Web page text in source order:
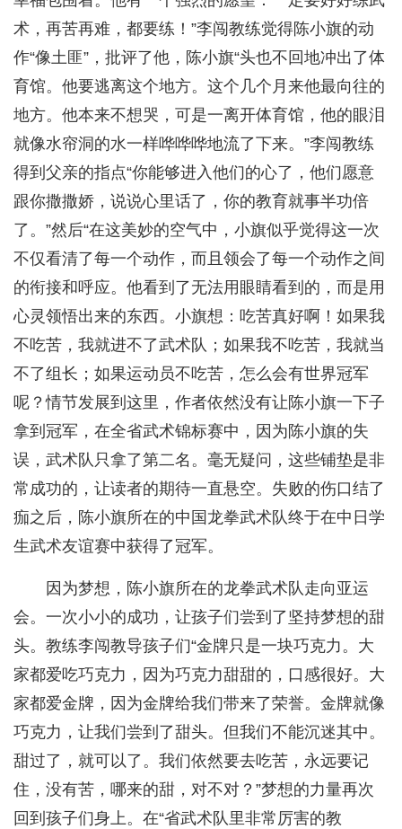
术，再苦再难，都要练！”李闯教练觉得陈小旗的动
作“像土匪”，批评了他，陈小旗“头也不回地冲出了体
育馆。他要逃离这个地方。这个几个月来他最向往的
地方。他本来不想哭，可是一离开体育馆，他的眼泪
就像水帘洞的水一样哗哗哗地流了下来。”李闯教练
得到父亲的指点“你能够进入他们的心了，他们愿意
跟你撒撒娇，说说心里话了，你的教育就事半功倍
了。”然后“在这美妙的空气中，小旗似乎觉得这一次
不仅看清了每一个动作，而且领会了每一个动作之间
的衔接和呼应。他看到了无法用眼睛看到的，而是用
心灵领悟出来的东西。小旗想：吃苦真好啊！如果我
不吃苦，我就进不了武术队；如果我不吃苦，我就当
不了组长；如果运动员不吃苦，怎么会有世界冠军
呢？情节发展到这里，作者依然没有让陈小旗一下子
拿到冠军，在全省武术锦标赛中，因为陈小旗的失
误，武术队只拿了第二名。毫无疑问，这些铺垫是非
常成功的，让读者的期待一直悬空。失败的伤口结了
痂之后，陈小旗所在的中国龙拳武术队终于在中日学
生武术友谊赛中获得了冠军。
因为梦想，陈小旗所在的龙拳武术队走向亚运
会。一次小小的成功，让孩子们尝到了坚持梦想的甜
头。教练李闯教导孩子们“金牌只是一块巧克力。大
家都爱吃巧克力，因为巧克力甜甜的，口感很好。大
家都爱金牌，因为金牌给我们带来了荣誉。金牌就像
巧克力，让我们尝到了甜头。但我们不能沉迷其中。
甜过了，就可以了。我们依然要去吃苦，永远要记
住，没有苦，哪来的甜，对不对？”梦想的力量再次
回到孩子们身上。在“省武术队里非常厉害的教